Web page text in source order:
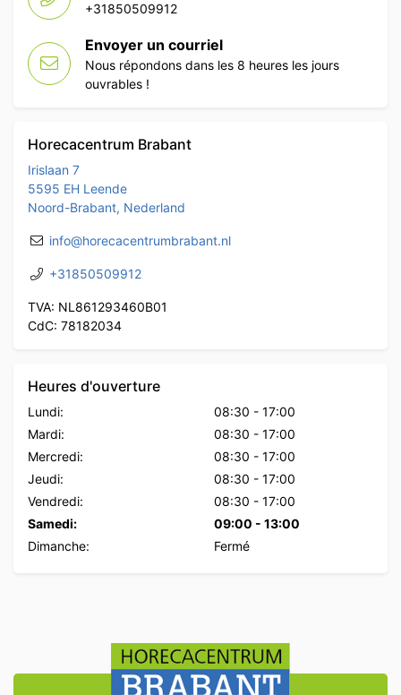
+31850509912
Envoyer un courriel
Nous répondons dans les 8 heures les jours
ouvrables !
Horecacentrum Brabant
Irislaan 7
5595 EH Leende
Noord-Brabant, Nederland
info@horecacentrumbrabant.nl
+31850509912
TVA: NL861293460B01
CdC: 78182034
Heures d'ouverture
Lundi: 08:30 - 17:00
Mardi:
08:30 - 17:00
Mercredi:
08:30 - 17:00
Jeudi:
08:30 - 17:00
Vendredi:
08:30 - 17:00
Samedi:
09:00 - 13:00
Dimanche:
Fermé